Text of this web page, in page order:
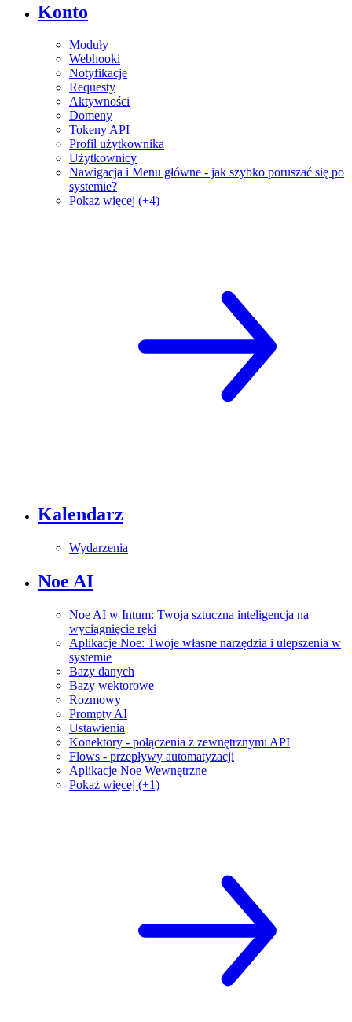
Konto
Moduły
Webhooki
Notyfikacje
Requesty
Aktywności
Domeny
Tokeny API
Profil użytkownika
Użytkownicy
Nawigacja i Menu główne - jak szybko poruszać się po
systemie?
Pokaż więcej (+4)
Kalendarz
Wydarzenia
Noe AI
Noe AI w Intum: Twoja sztuczna inteligencja na
wyciągnięcie ręki
Aplikacje Noe: Twoje własne narzędzia i ulepszenia w
systemie
Bazy danych
Bazy wektorowe
Rozmowy
Prompty AI
Ustawienia
Konektory - połączenia z zewnętrznymi API
Flows - przepływy automatyzacji
Aplikacje Noe Wewnętrzne
Pokaż więcej (+1)